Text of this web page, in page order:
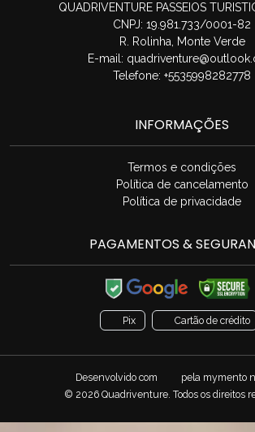
QUADRIVENTURE PASSEIOS
CNPJ: 19.981.733/0001-82
R. Rolinha, Monte Verde
E-mail:
Telefone: +5535998282778
INFORMAÇÕES
Termos e condições
Política de cancelamento
Política de privacidade
PAGAMENTOS &
Pix Cartão de crédito
Desenvolvido com pela mymento
© 2026 Quadriventure. Todos os direitos